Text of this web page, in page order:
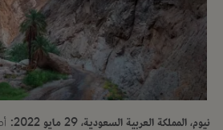
نيوم، المملكة العربية السعودية، 29 مايو 2022: